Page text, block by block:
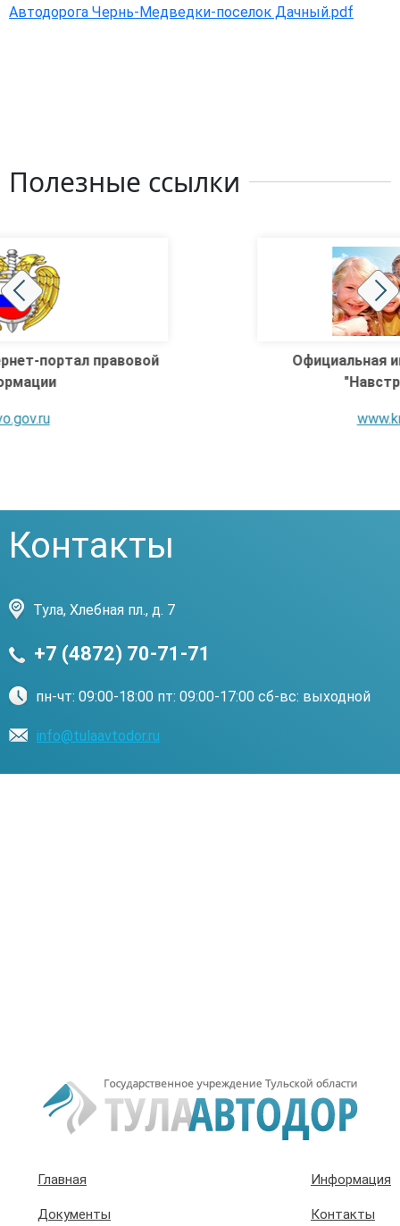
Автодорога Чернь-Медведки-поселок Дачный.pdf
Полезные ссылки
Официальная интернет-площадка
Контакты
Тула, Хлебная пл., д. 7
+7 (4872) 70-71-71
пн-чт: 09:00-18:00 пт: 09:00-17:00 сб-вс: выходной
info@tulaavtodor.ru
Главная
Документы
Информация
Контакты